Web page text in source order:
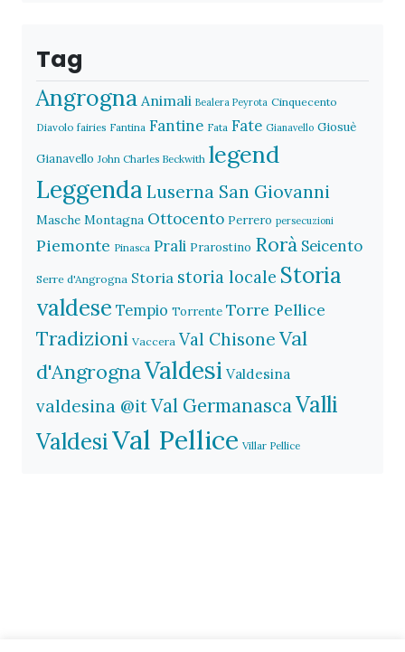
Tag
Angrogna Animali Bealera Peyrota Cinquecento
Diavolo fairies Fantina Fantine Fata Fate Gianavello Giosuè
Gianavello John Charles Beckwith legend
Leggenda Luserna San Giovanni
Masche Montagna Ottocento Perrero persecuzioni
Piemonte Pinasca Prali Prarostino Rorà Seicento
Serre d'Angrogna Storia storia locale Storia
valdese Tempio Torrente Torre Pellice
Tradizioni Vaccera Val Chisone Val
d'AngrognaValdesi Valdesina
valdesina @itVal GermanascaValli
ValdesiVal Pellice Villar Pellice